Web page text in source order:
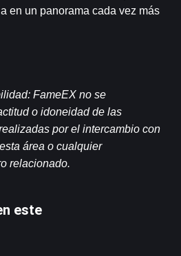
en un panorama cada vez más
FameEX no se
o idoneidad de las
por el intercambio con
área o cualquier
relacionado.
este